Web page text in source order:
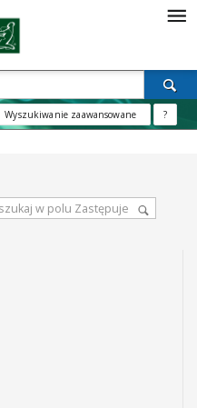
Wyszukiwanie zaawansowane ?